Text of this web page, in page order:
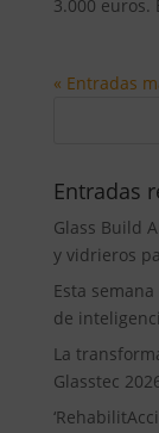
3.000 euros.
« Entradas
Entradas
Glass Build
y vidrieros
Esta
de
La
Glasstec